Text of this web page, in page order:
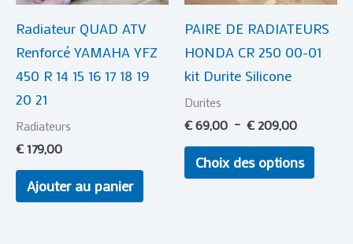
Radiateur QUAD ATV
Renforcé YAMAHA YFZ
450 R 14 15 16 17 18 19
20 21
Radiateurs
€179,00
Ajouter au panier
PAIRE DE RADIATEURS
HONDA CR 250 00-01
kit Durite Silicone
Durites
€69,00 – € 209,00
Choix des options
être
page